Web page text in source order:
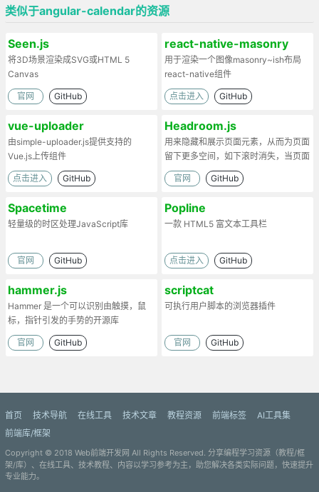
类似于angular-calendar的资源
Seen.js
将3D场景渲染成SVG或HTML 5
Canvas
官网 GitHub
react-native-masonry
用于渲染一个图像masonry~ish布局
react-native组件
点击进入 GitHub
vue-uploader
由simple-uploader.js提供支持的
Vue.js上传组件
点击进入 GitHub
Headroom.js
用来隐藏和展示页面元素，从而为页面
留下更多空间，如下滚时消失，当页面
上滚时候又出现
官网 GitHub
Spacetime
轻量级的时区处理JavaScript库
官网 GitHub
Popline
一款 HTML5 富文本工具栏
点击进入 GitHub
hammer.js
Hammer 是一个可以识别由触摸，鼠
标，指针引发的手势的开源库
官网 GitHub
scriptcat
可执行用户脚本的浏览器插件
官网 GitHub
首页 技术导航 在线工具 技术文章 教程资源 前端标签
AI工具集
前端库/框架